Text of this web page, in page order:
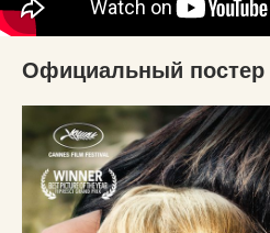
Официальный постер